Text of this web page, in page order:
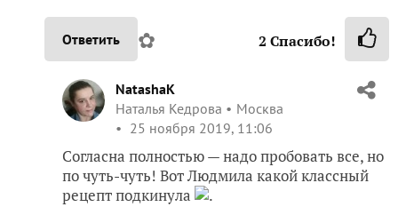
Ответить ✿ 2 Спасибо!
NatashaK
Наталья Кедрова
Москва
25 ноября 2019, 11:06
Согласна полностью — надо пробовать все, но
по чуть-чуть! Вот Людмила какой классный
рецепт подкинула
.